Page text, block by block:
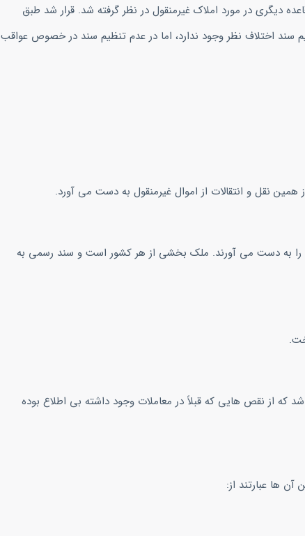
ثبت به تصویب رسید. و قاعده دیگری در مورد املاک غیرمنقول در نظر گرفته شد. قرار شد طبق
سند اختلاف نظر وجود ندارد، اما در عدم تنظیم سند در خصوص عواقب
نقل و انتقالات از اموال غیرمنقول به دست می آورد.
را به دست می آورند. ملک بخشی از هر کشور است و سند رسمی به
از نقص هایی که قبلاً در معاملات وجود داشته بی اطلاع بوده
ها عبارتند از: